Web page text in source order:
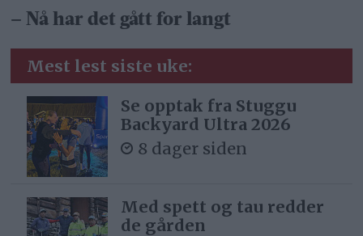
– Nå har det gått for langt
Mest lest siste uke:
Se opptak fra Stuggu
Backyard Ultra 2026
8 dager siden
Med spett og tau redder
de gården